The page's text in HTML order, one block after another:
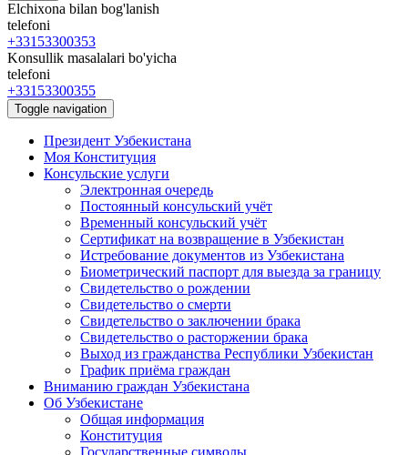
Elchixona bilan bog'lanish
telefoni
+33153300353
Konsullik masalalari bo'yicha
telefoni
+33153300355
Toggle navigation
Президент Узбекистана
Моя Конституция
Консульские услуги
Электронная очередь
Постоянный консульский учёт
Временный консульский учёт
Сертификат на возвращение в Узбекистан
Истребование документов из Узбекистана
Биометрический паспорт для выезда за границу
Свидетельство о рождении
Свидетельство о смерти
Свидетельство о заключении брака
Свидетельство о расторжении брака
Выход из гражданства Республики Узбекистан
График приёма граждан
Вниманию граждан Узбекистана
Об Узбекистане
Общая информация
Конституция
Государственные символы